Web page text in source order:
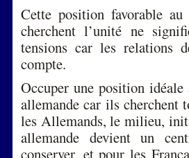
Cette position favorable
cherchent l’unité ne
tensions car les relations
compte.
Occuper une position
allemande car ils cherchent
les Allemands, le milieu,
allemande devient un
conserver, et pour les